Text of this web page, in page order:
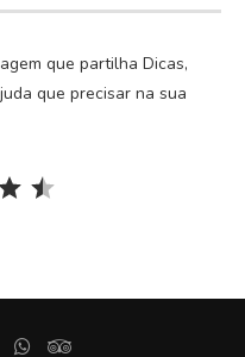
que partilha Dicas,
que precisar na sua